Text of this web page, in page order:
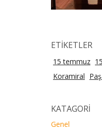
ETİKETLER
15 temmuz
Koramiral
KATAGORİ
Genel